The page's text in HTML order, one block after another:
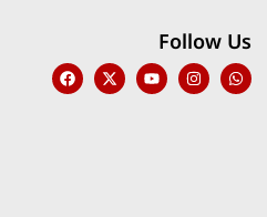
Follow Us